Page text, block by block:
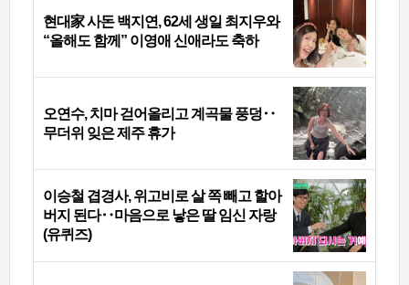
현대家 사돈 백지연, 62세 생일 최지우와
“올해도 함께” 이영애 신애라도 축하
오연수, 치마 걷어올리고 계곡물 풍덩‥
무더위 잊은 제주 휴가
이승철 겹경사, 위고비로 살 쪽 빼고 할아
버지 된다‥마음으로 낳은 딸 임신 자랑
(유퀴즈)